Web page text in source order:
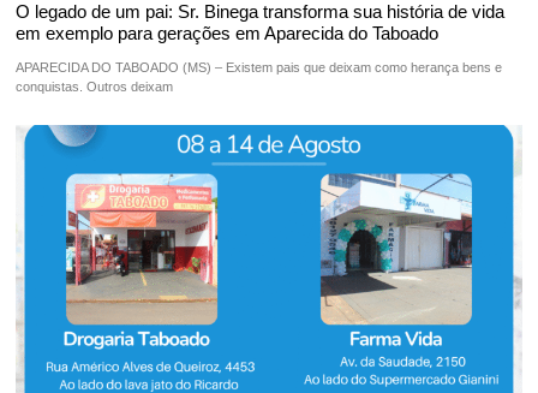
O legado de um pai: Sr. Binega transforma sua história de vida
em exemplo para gerações em Aparecida do Taboado
APARECIDA DO TABOADO (MS) – Existem pais que deixam como herança bens e
conquistas. Outros deixam